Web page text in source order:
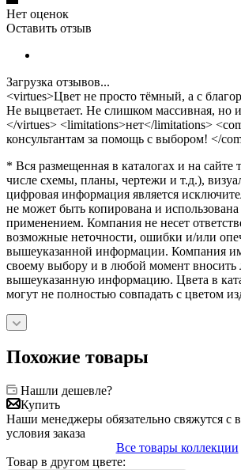
Нет оценок
Оставить отзыв
Загрузка отзывов...
<virtues>Цвет не просто тёмный, а с
Не выцветает. Не слишком массивная, но
</virtues> <limitations>нет</limitations>
консультантам за помощь с выбором! </
* Вся размещенная в каталогах и на сайте
числе схемы, планы, чертежи и т.д.),
цифровая информация является
не может быть копирована и
применением. Компания не несет
возможные неточности, ошибки и/или
вышеуказанной информации. Компания
своему выбору и в любой момент
вышеуказанную информацию. Цвета в
могут не полностью совпадать с цветом
Похожие товары
Нашли дешевле?
Купить
Наши менеджеры обязательно свяжутся с
условия заказа
Все товары коллекции
Товар в другом цвете: